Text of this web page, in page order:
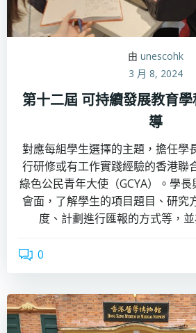
由 unescohk
3 月 8, 2024
第十二屆 可持續發展教育
導
對應每組學生選擇的主題，擔任學
行研修或有工作實踐經驗的香港聯
綠色公民青年大使（GCYA）。學
會面，了解學生的項目題目、研究
度、計劃進行匯報的方式等，
0